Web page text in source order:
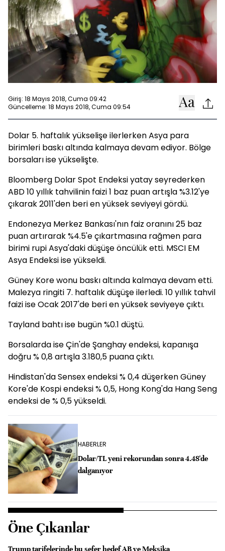
Giriş: 18 Mayıs 2018, Cuma 09:42
Güncelleme: 18 Mayıs 2018, Cuma 09:54
Dolar 5. haftalık yükselişe ilerlerken Asya para
birimleri baskı altında kalmaya devam ediyor. Bölge
borsaları ise yükselişte.
Bloomberg Dolar Spot Endeksi yatay seyrederken
ABD 10 yıllık tahvilinin faizi 1 baz puan artışla %3.12'ye
çıkarak 2011'den beri en yüksek seviyeyi gördü.
Endonezya Merkez Bankası'nın faiz oranını 25 baz
puan artırarak %4.5'e çıkartmasına rağmen para
birimi rupi Asya'daki düşüşe öncülük etti. MSCI EM
Asya Endeksi ise yükseldi.
Güney Kore wonu baskı altında kalmaya devam etti.
Malezya ringiti 7. haftalık düşüşe ilerledi. 10 yıllık tahvil
faizi ise Ocak 2017'de beri en yüksek seviyeye çıktı.
Tayland bahtı ise bugün %0.1 düştü.
Borsalarda ise Çin'de Şanghay endeksi, kapanışa
doğru % 0,8 artışla 3.180,5 puana çıktı.
Hindistan'da Sensex endeksi % 0,4 düşerken Güney
Kore'de Kospi endeksi % 0,5, Hong Kong'da Hang Seng
endeksi de % 0,5 yükseldi.
HABERLER
Dolar/TL yeni rekorundan sonra 4.48'de
dalganıyor
Öne Çıkanlar
Trump tarifelerinde bu sefer hedef AB ve Meksika